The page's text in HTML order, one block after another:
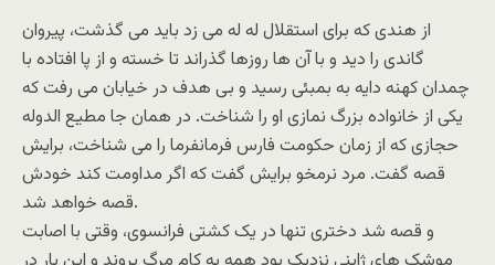
از هندی که برای استقلال له له می زد باید می گذشت، پیروان
گاندی را دید و با آن ها روزها گذراند تا خسته و از پا افتاده با
چمدان کهنه دایه به بمبئی رسید و بی هدف در خیابان می رفت که
یکی از خانواده بزرگ نمازی او را شناخت. در همان جا مطیع الدوله
حجازی که از زمان حکومت فارس فرمانفرما را می شناخت، برایش
قصه گفت. مرد نرمخو برایش گفت که اگر مداومت کند خودش
قصه خواهد شد.
و قصه شد دختری تنها در یک کشتی فرانسوی، وقتی با اصابت